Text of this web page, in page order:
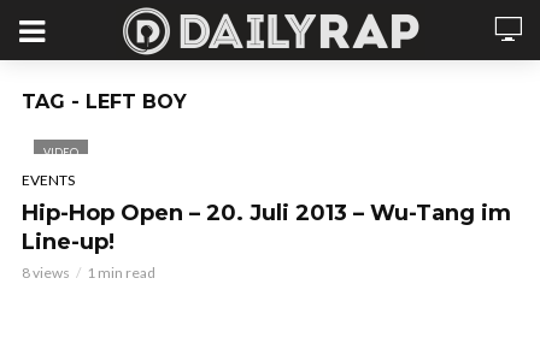
TAG - LEFT BOY
VIDEO
EVENTS
Hip-Hop Open – 20. Juli 2013 – Wu-Tang im
Line-up!
8 views 1 min read